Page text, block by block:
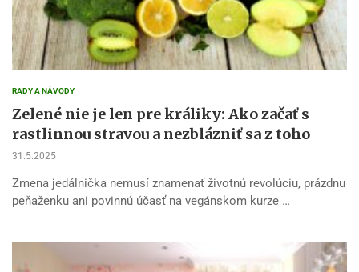
RADY A NÁVODY
Zelené nie je len pre králiky: Ako začať s
rastlinnou stravou a nezblázniť sa z toho
31.5.2025
Zmena jedálnička nemusí znamenať životnú revolúciu, prázdnu
peňaženku ani povinnú účasť na vegánskom kurze …